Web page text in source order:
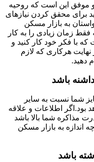
و موفق این است که روحیه
برای محقق کردن نیازهای
به بازار مسکن
زمان زیادی را به کار
با فکر خود کار کنید و
نهایت هرکاری که لازم
دهید.
باشد
شما نسبت به سایر
بود.اگر اطلاعات و علاقه
مذاکره شما بالا باشد
اندازه به بازار مسکن
باشد